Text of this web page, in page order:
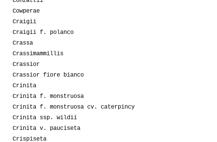
Cowperae
Craigii
Craigii f. polanco
Crassa
Crassimammillis
Crassior
Crassior fiore bianco
Crinita
Crinita f. monstruosa
Crinita f. monstruosa cv. caterpincy
Crinita ssp. wildii
Crinita v. pauciseta
Crispiseta